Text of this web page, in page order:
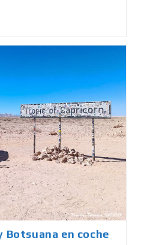
Botsuana en coche